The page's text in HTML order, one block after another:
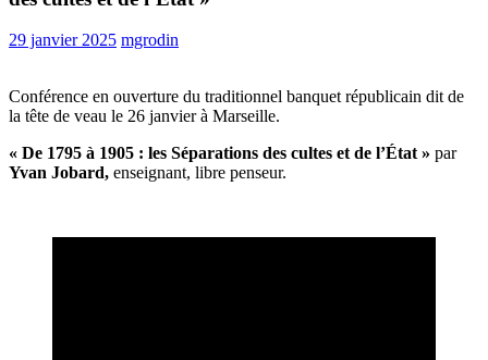
29 janvier 2025 mgrodin
Conférence en ouverture du traditionnel banquet républicain dit de
la tête de veau le 26 janvier à Marseille.
« De 1795 à 1905 : les Séparations des cultes et de l’État » par
Yvan Jobard, enseignant, libre penseur.